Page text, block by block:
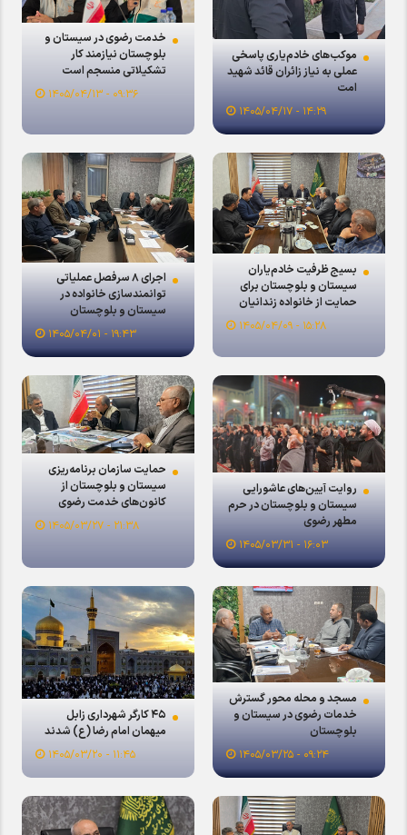
موکب‌های خادم‌یاری پاسخی
عملی به نیاز زائران قائد شهید
امت
۱۴:۲۹ - ۱۴۰۵/۰۴/۱۷
خدمت رضوی در سیستان و
بلوچستان نیازمند کار
تشکیلاتی منسجم است
۰۹:۳۶ - ۱۴۰۵/۰۴/۱۳
بسیج ظرفیت خادم‌یاران
سیستان و بلوچستان برای
حمایت از خانواده زندانیان
۱۵:۲۸ - ۱۴۰۵/۰۴/۰۹
اجرای ۸ سرفصل عملیاتی
توانمندسازی خانواده در
سیستان و بلوچستان
۱۹:۴۳ - ۱۴۰۵/۰۴/۰۱
روایت آیین‌های عاشورایی
سیستان و بلوچستان در حرم
مطهر رضوی
۱۶:۰۳ - ۱۴۰۵/۰۳/۳۱
حمایت سازمان برنامه‌ریزی
سیستان و بلوچستان از
کانون‌های خدمت رضوی
۲۱:۳۸ - ۱۴۰۵/۰۳/۲۷
مسجد و محله محور گسترش
خدمات رضوی در سیستان و
بلوچستان
۰۹:۲۴ - ۱۴۰۵/۰۳/۲۵
۴۵ کارگر شهرداری زابل
میهمان امام رضا (ع) شدند
۱۱:۴۵ - ۱۴۰۵/۰۳/۲۰